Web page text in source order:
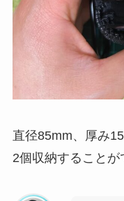
直径85mm、厚み
2個収納することが